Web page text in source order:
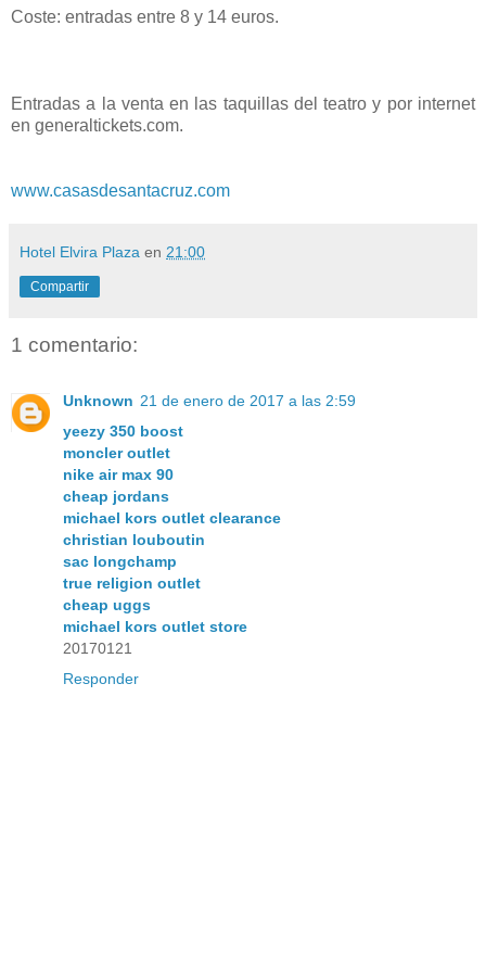
Coste: entradas entre 8 y 14 euros.
Entradas a la venta en las taquillas del teatro y por internet
en generaltickets.com.
www.casasdesantacruz.com
Hotel Elvira Plaza en 21:00
Compartir
1 comentario:
Unknown 21 de enero de 2017 a las 2:59
yeezy 350 boost
moncler outlet
nike air max 90
cheap jordans
michael kors outlet clearance
christian louboutin
sac longchamp
true religion outlet
cheap uggs
michael kors outlet store
20170121
Responder